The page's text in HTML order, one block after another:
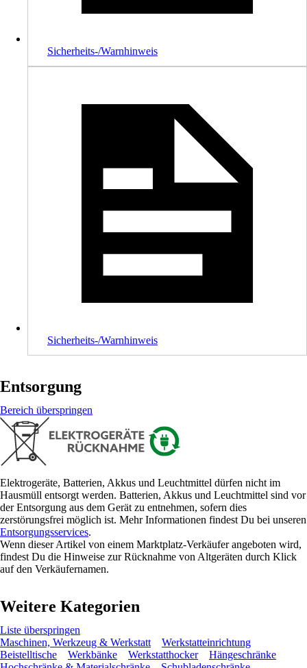
Sicherheits-/Warnhinweis
Sicherheits-/Warnhinweis
Entsorgung
Bereich überspringen
Elektrogeräte, Batterien, Akkus und Leuchtmittel dürfen nicht im
Hausmüll entsorgt werden. Batterien, Akkus und Leuchtmittel sind vor
der Entsorgung aus dem Gerät zu entnehmen, sofern dies
zerstörungsfrei möglich ist. Mehr Informationen findest Du bei unseren
Entsorgungsservices.
Wenn dieser Artikel von einem Marktplatz-Verkäufer angeboten wird,
findest Du die Hinweise zur Rücknahme von Altgeräten durch Klick
auf den Verkäufernamen.
Weitere Kategorien
Liste überspringen
Maschinen, Werkzeug & Werkstatt
Werkstatteinrichtung
Beistelltische
Werkbänke Werkstatthocker
Hängeschränke